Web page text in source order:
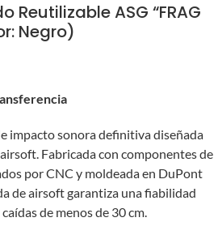
Reutilizable ASG “FRAG
Negro)
impacto sonora definitiva diseñada
Fabricada con componentes de
por CNC y moldeada en DuPont
de airsoft garantiza una fiabilidad
de menos de 30 cm.